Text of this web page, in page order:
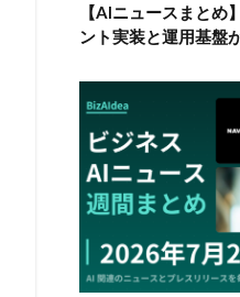
【AIニュースまと
ント実装と運用基盤